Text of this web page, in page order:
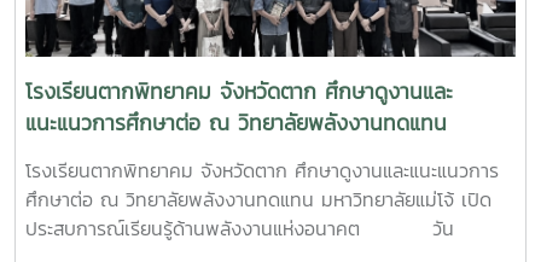
โรงเรียนตากพิทยาคม จังหวัดตาก ศึกษาดูงานและ
แนะแนวการศึกษาต่อ ณ วิทยาลัยพลังงานทดแทน
มหาวิทยาลัยแม่โจ้ เปิดประสบการณ์เรียนรู้ด้านพลังงาน
แห่งอนาคต
โรงเรียนตากพิทยาคม จังหวัดตาก ศึกษาดูงานและแนะแนวการ
ศึกษาต่อ ณ วิทยาลัยพลังงานทดแทน มหาวิทยาลัยแม่โจ้ เปิด
ประสบการณ์เรียนรู้ด้านพลังงานแห่งอนาคต วัน